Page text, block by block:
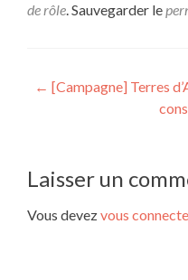
de rôle. Sauvegarder le
Navigation
← [Campagne] Terres
Laisser un
Vous devezvous